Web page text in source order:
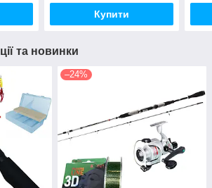
Купити
та новинки
–24%